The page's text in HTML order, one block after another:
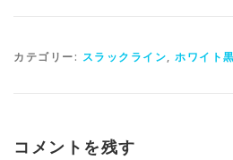
カテゴリー: スラックライン, ホワイト
コメントを残す